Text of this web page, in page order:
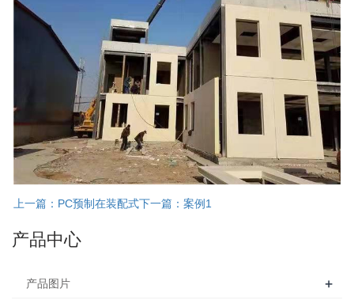
上一篇：PC预制在装配式下一篇：案例1
产品中心
产品图片 +